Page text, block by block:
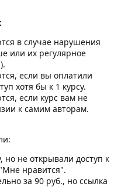
в случае нарушения
или их регулярное
если вы оплатили
хотя бы к 1 курсу.
если курс вам не
к самим авторам.
не открывали доступ к
нравится".
за 90 руб., но ссылка